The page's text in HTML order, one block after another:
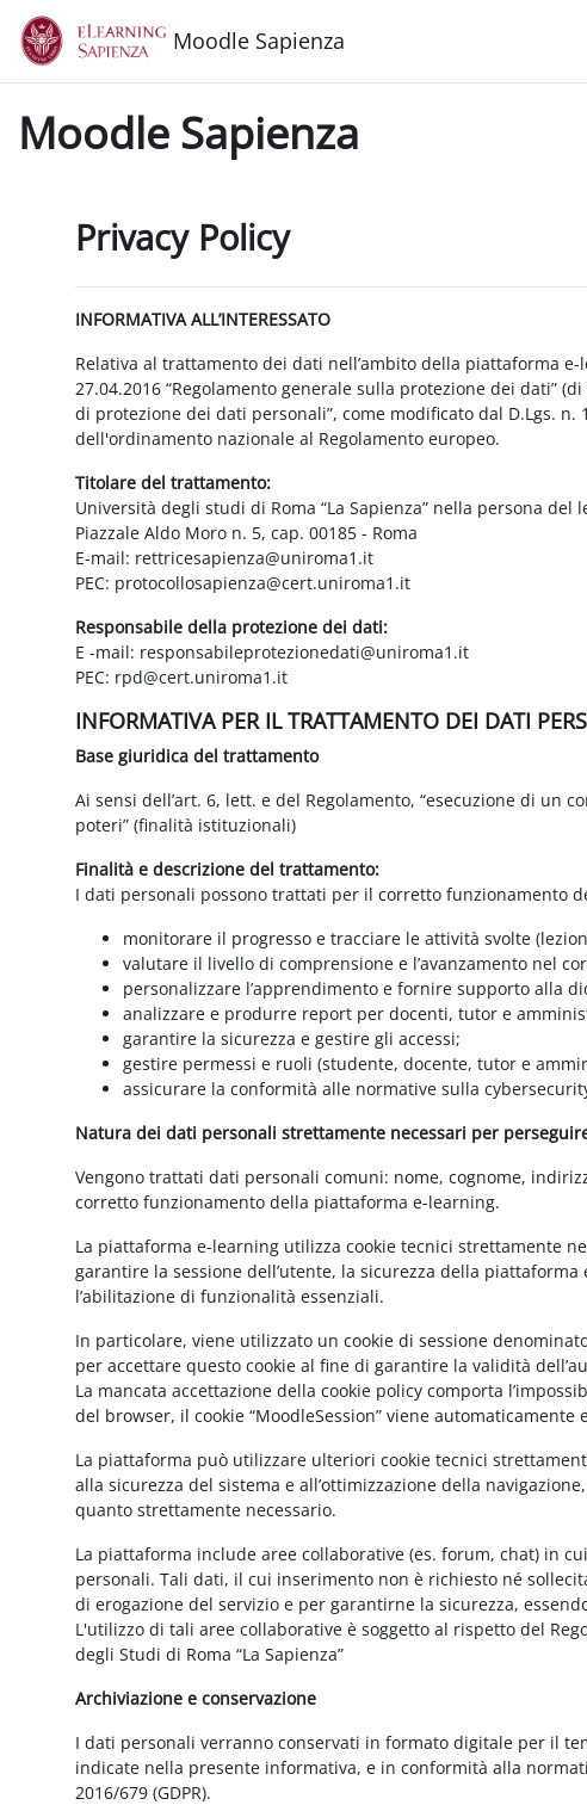
Vai al contenuto principale
Moodle Sapienza
Moodle Sapienza
Privacy Policy
INFORMATIVA ALL’INTERESSATO
Relativa al trattamento dei dati nell’ambito della piattaforma
27.04.2016 “Regolamento generale sulla protezione dei dati”
di protezione dei dati personali”, come modificato dal D.Lgs.
dell'ordinamento nazionale al Regolamento europeo.
Titolare del trattamento:
Università degli studi di Roma “La Sapienza” nella persona
Piazzale Aldo Moro n. 5, cap. 00185 - Roma
E-mail: rettricesapienza@uniroma1.it
PEC: protocollosapienza@cert.uniroma1.it
Responsabile della protezione dei dati:
E -mail: responsabileprotezionedati@uniroma1.it
PEC: rpd@cert.uniroma1.it
INFORMATIVA PER IL TRATTAMENTO DEI DATI
Base giuridica del trattamento
Ai sensi dell’art. 6, lett. e del Regolamento, “esecuzione di
poteri” (finalità istituzionali)
Finalità e descrizione del trattamento:
I dati personali possono trattati per il corretto funzionamento
monitorare il progresso e tracciare le attività svolte
valutare il livello di comprensione e l’avanzamento nel
personalizzare l’apprendimento e fornire supporto alla
analizzare e produrre report per docenti, tutor e
garantire la sicurezza e gestire gli accessi;
gestire permessi e ruoli (studente, docente, tutor e
assicurare la conformità alle normative sulla
Natura dei dati personali strettamente necessari per
Vengono trattati dati personali comuni: nome, cognome,
corretto funzionamento della piattaforma e-learning.
La piattaforma e-learning utilizza cookie tecnici strettamente
garantire la sessione dell’utente, la sicurezza della
l’abilitazione di funzionalità essenziali.
In particolare, viene utilizzato un cookie di sessione
per accettare questo cookie al fine di garantire la validità
La mancata accettazione della cookie policy comporta
del browser, il cookie “MoodleSession” viene automaticamente
La piattaforma può utilizzare ulteriori cookie tecnici
alla sicurezza del sistema e all’ottimizzazione della
quanto strettamente necessario.
La piattaforma include aree collaborative (es. forum, chat) in
personali. Tali dati, il cui inserimento non è richiesto né
di erogazione del servizio e per garantirne la sicurezza,
L'utilizzo di tali aree collaborative è soggetto al rispetto del
degli Studi di Roma “La Sapienza”
Archiviazione e conservazione
I dati personali verranno conservati in formato digitale per il
indicate nella presente informativa, e in conformità alla
2016/679 (GDPR).